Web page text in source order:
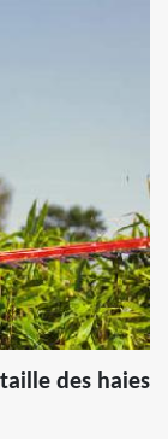
des haies